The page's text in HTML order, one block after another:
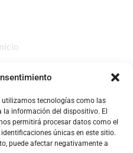
utilizamos tecnologías como las
información del dispositivo. El
permitirá procesar datos como el
únicas en este sitio.
puede afectar negativamente a